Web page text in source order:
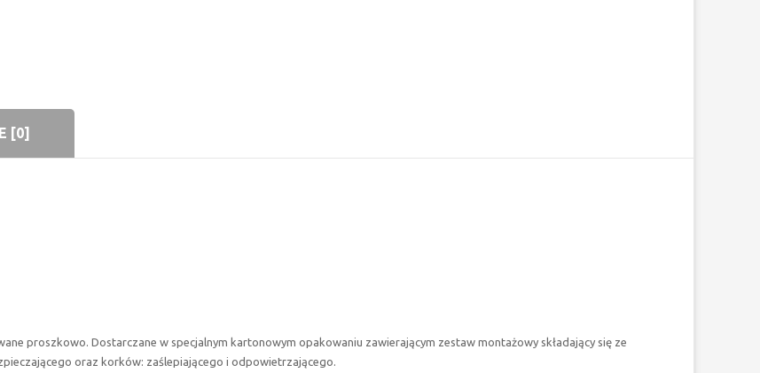
[0]
proszkowo. Dostarczane w specjalnym kartonowym opakowaniu zawierającym zestaw montażowy składający się ze
oraz korków: zaślepiającego i odpowietrzającego.